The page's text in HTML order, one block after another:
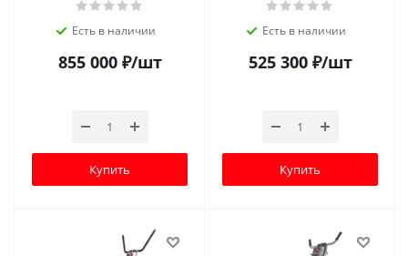
Есть в наличии
855 000₽/шт
Купить
Есть в наличии
525 300₽/шт
Купить